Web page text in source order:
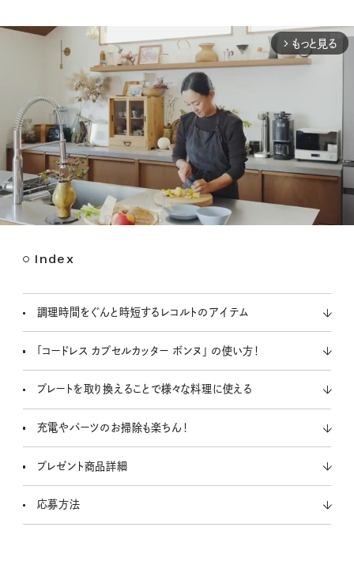
arrow_forward_ios もっと見る
Index
調理時間をぐんと時短するレコルトのアイテム
「コードレス カプセルカッター ボンヌ」 の使い方！
プレートを取り換えることで様々な料理に使える
充電やパーツのお掃除も楽ちん！
プレゼント商品詳細
応募方法